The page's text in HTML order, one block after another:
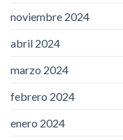
noviembre 2024
abril 2024
marzo 2024
febrero 2024
enero 2024